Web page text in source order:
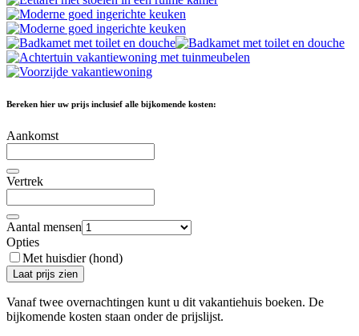
Bereken hier uw prijs inclusief alle bijkomende kosten:
Aankomst
Vertrek
Aantal mensen
Opties
Met huisdier (hond)
Laat prijs zien
Vanaf twee overnachtingen kunt u dit vakantiehuis boeken. De
bijkomende kosten staan ​​onder de prijslijst.